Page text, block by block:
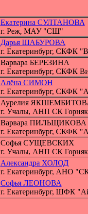
Екатерина СУЛТАНОВА
г. Реж, МАУ "СШ"
Дарья ШАБУРОВА
г. Екатеринбург, СКФК
Варвара БЕРЕЗИНА
г. Екатеринбург, СКФК
Алёна СИМОН
г. Екатеринбург, СКФК
Аурелия
г. Учалы, АНП СК Горняк
Варвара ПИЛЬЩИКОВА
г. Екатеринбург, СКФК
Софья СУЩЕВСКИХ
г. Учалы, АНП СК Горняк
Александра ХОЛОД
г. Екатеринбург, АНО
Софья ЛЕОНОВА
г. Екатеринбург, ШФК